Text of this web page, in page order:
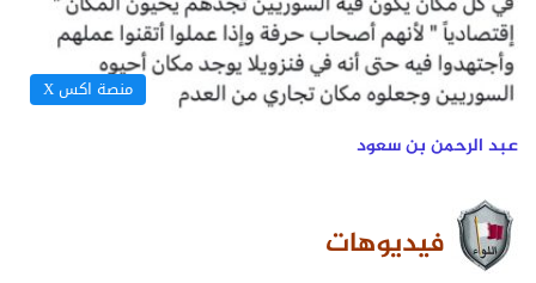
منصة اكس X
عبد الرحمن بن سعود
فيديوهات